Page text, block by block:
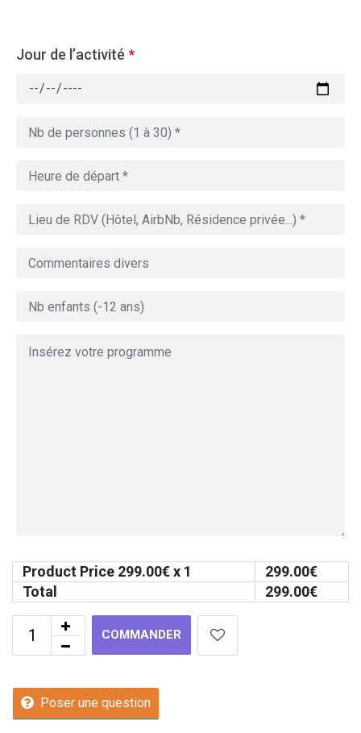
Jour de l’activité *
Product Price 299.00€ x 1 299.00€
Total
299.00€
COMMANDER
Poser une question